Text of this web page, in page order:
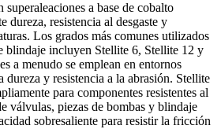
superaleaciones a base de cobalto
dureza, resistencia al desgaste y
Los grados más comunes utilizados
blindaje incluyen Stellite 6, Stellite 12 y
a menudo se emplean en entornos
dureza y resistencia a la abrasión. Stellite
para componentes resistentes al
válvulas, piezas de bombas y blindaje
sobresaliente para resistir la fricción